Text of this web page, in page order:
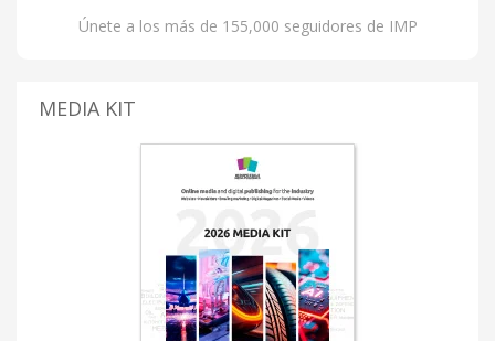
Únete a los más de 155,000 seguidores de IMP
MEDIA KIT